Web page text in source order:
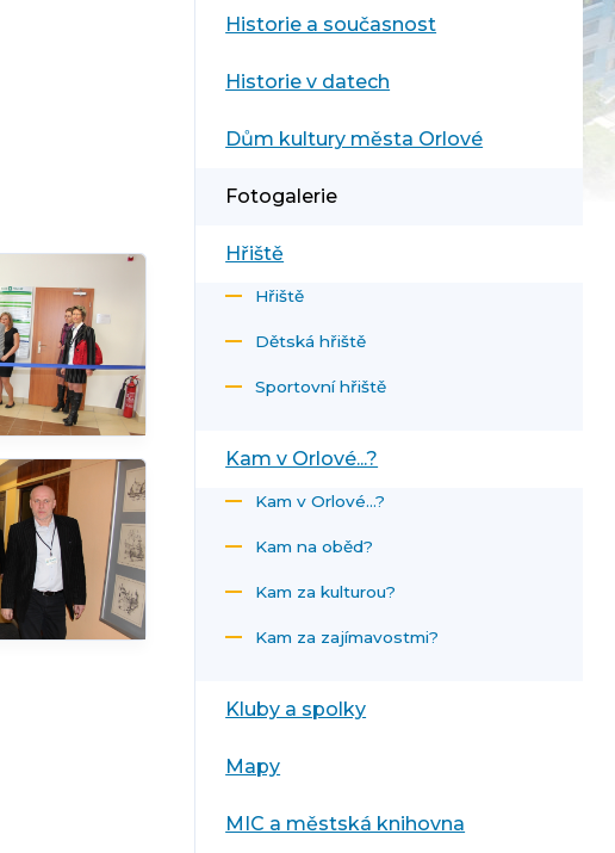
Historie a současnost
Historie v datech
Dům kultury města Orlové
Fotogalerie
Hřiště
Hřiště
Dětská hřiště
Sportovní hřiště
Kam v Orlové...?
Kam v Orlové...?
Kam na oběd?
Kam za kulturou?
Kam za zajímavostmi?
Kluby a spolky
Mapy
MIC a městská knihovna